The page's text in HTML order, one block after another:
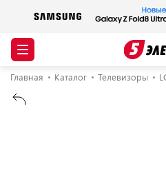
Главная Каталог Телевизоры